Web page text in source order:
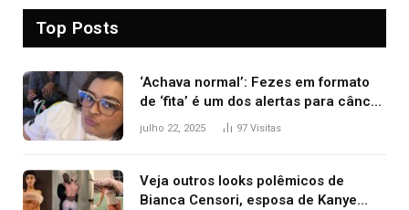
Top Posts
‘Achava normal’: Fezes em formato
de ‘fita’ é um dos alertas para câncer
colorretal; relembre fala de Preta Gil
julho 22, 2025 97 Visitas
Veja outros looks polêmicos de
Bianca Censori, esposa de Kanye